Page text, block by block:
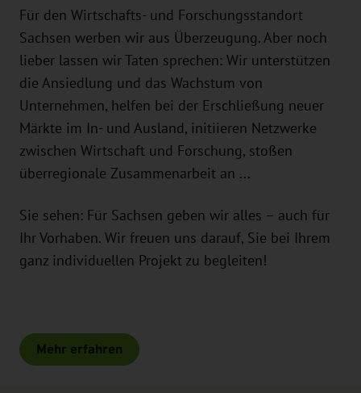
Für den Wirtschafts- und Forschungsstandort
Sachsen werben wir aus Überzeugung. Aber noch
lieber lassen wir Taten sprechen: Wir unterstützen
die Ansiedlung und das Wachstum von
Unternehmen, helfen bei der Erschließung neuer
Märkte im In- und Ausland, initiieren Netzwerke
zwischen Wirtschaft und Forschung, stoßen
überregionale Zusammenarbeit an ...
Sie sehen: Für Sachsen geben wir alles – auch für
Ihr Vorhaben. Wir freuen uns darauf, Sie bei Ihrem
ganz individuellen Projekt zu begleiten!
Mehr erfahren